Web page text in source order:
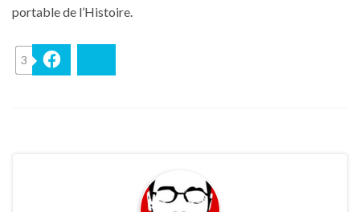
portable de l’Histoire.
3